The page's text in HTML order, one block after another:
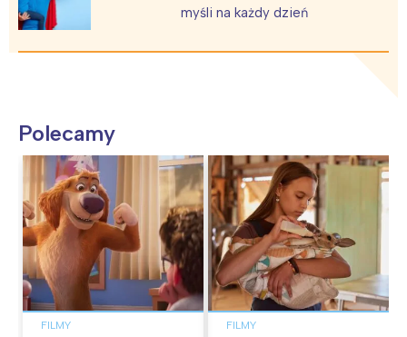
myśli na każdy dzień
Polecamy
FILMY FILMY